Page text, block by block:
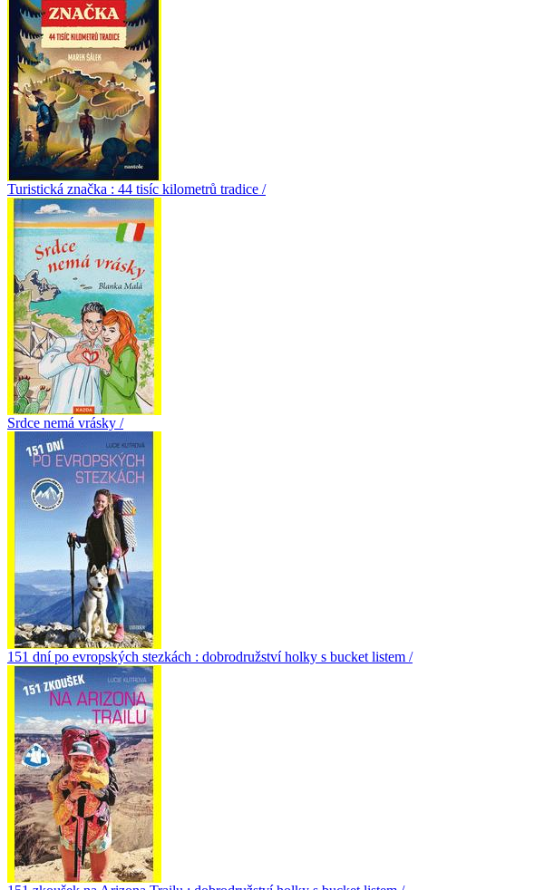
Turistická značka : 44 tisíc kilometrů tradice /
Srdce nemá vrásky /
151 dní po evropských stezkách : dobrodružství holky s bucket listem /